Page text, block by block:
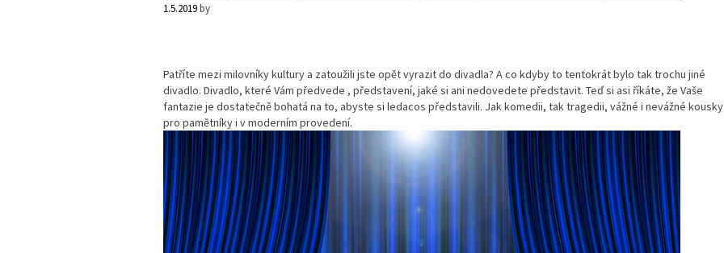
1.5.2019by
Patříte mezi milovníky kultury a zatoužili jste opět vyrazit do divadla? A co kdyby to tentokrát bylo tak trochu jiné
divadlo. Divadlo, které Vám předvede , představení, jaké si ani nedovedete představit. Teď si asi říkáte, že Vaše
fantazie je dostatečně bohatá na to, abyste si ledacos představili. Jak komedii, tak tragedii, vážné i nevážné kousky
pro pamětníky i v moderním provedení.